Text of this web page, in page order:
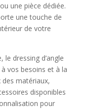
une pièce dédiée.
une touche de
de votre
dressing d’angle
vos besoins et à la
matériaux,
disponibles
pour